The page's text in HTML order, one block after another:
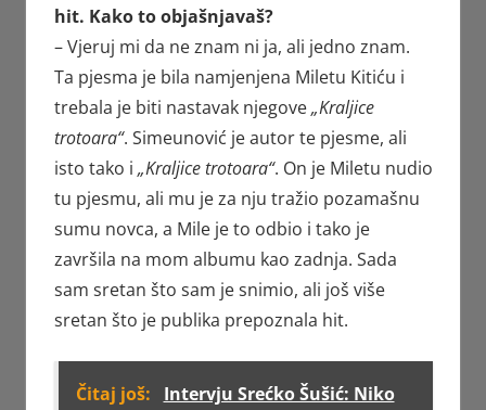
hit. Kako to objašnjavaš?
– Vjeruj mi da ne znam ni ja, ali jedno znam.
Ta pjesma je bila namjenjena Miletu Kitiću i
trebala je biti nastavak njegove„Kraljice
trotoara“. Simeunović je autor te pjesme, ali
isto tako i „Kraljice trotoara“. On je Miletu nudio
tu pjesmu, ali mu je za nju tražio pozamašnu
sumu novca, a Mile je to odbio i tako je
završila na mom albumu kao zadnja. Sada
sam sretan što sam je snimio, ali još više
sretan što je publika prepoznala hit.
Čitaj još:
Intervju Srećko Šušić: Niko